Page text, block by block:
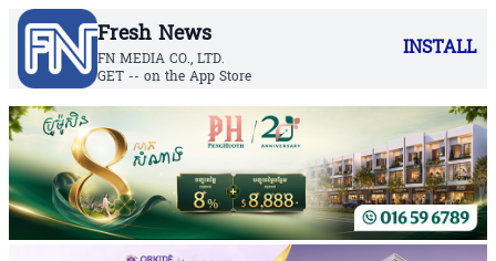
Fresh News
FN MEDIA CO., LTD.
GET -- on the App Store
INSTALL